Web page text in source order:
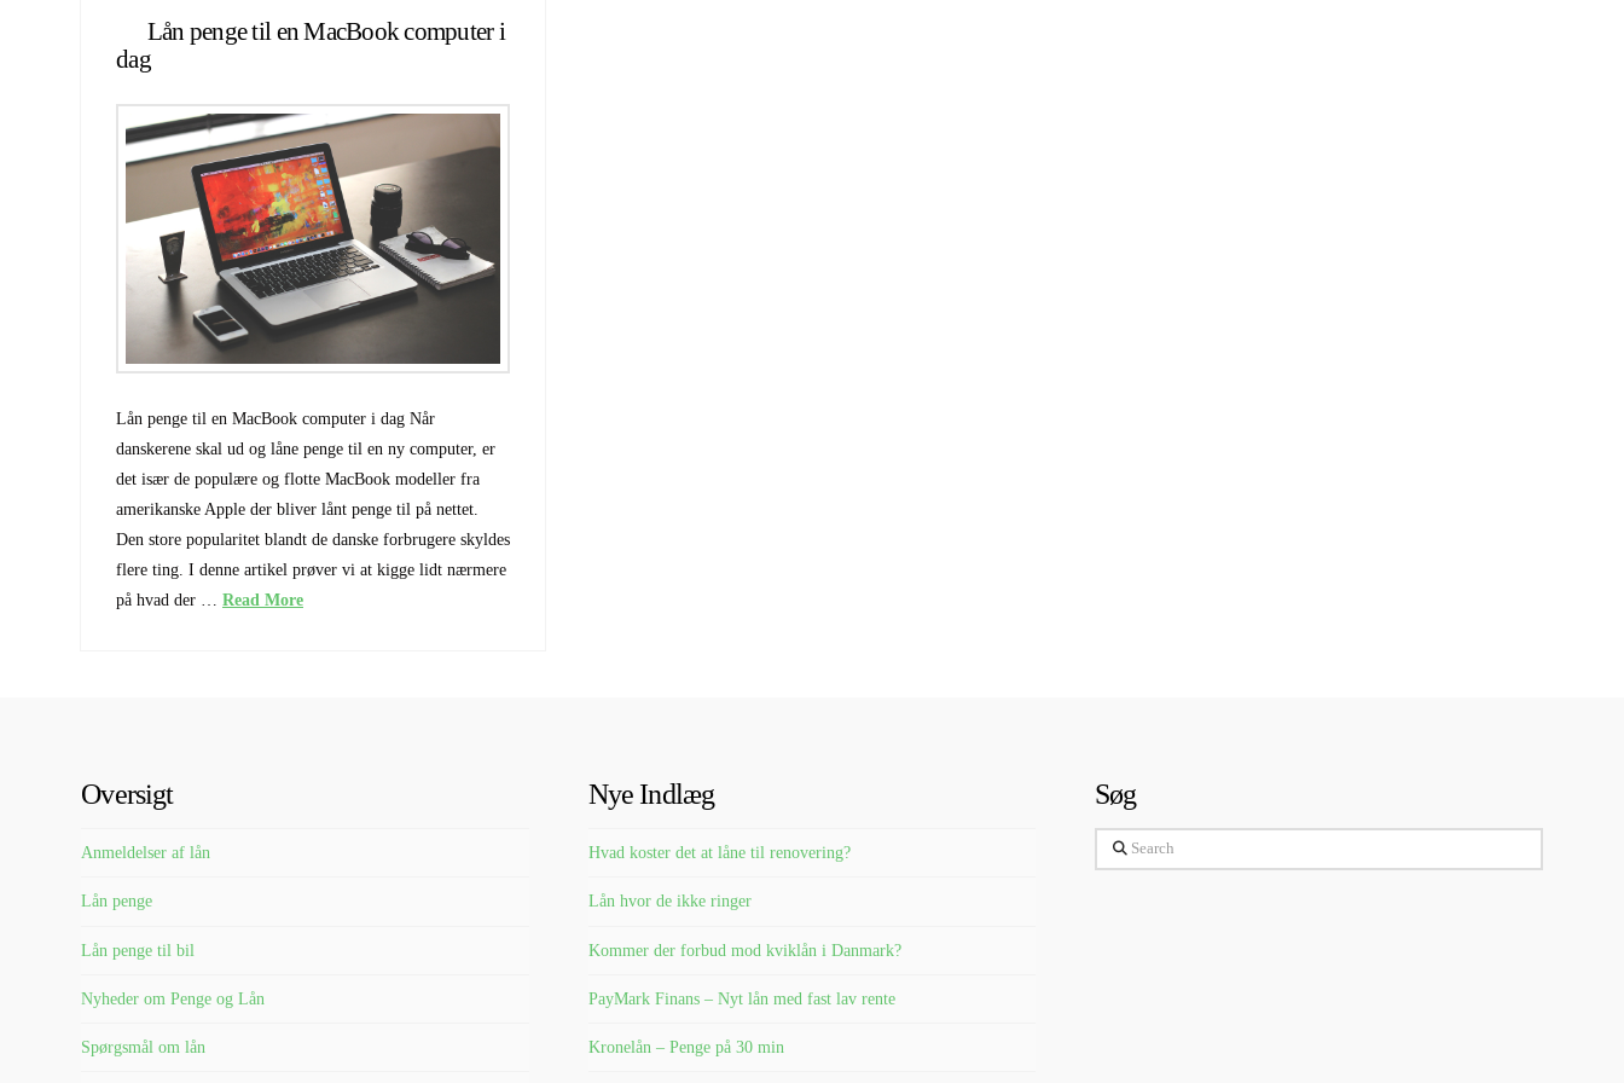
Lån penge til en MacBook computer i
dag
Lån penge til en MacBook computer i dag Når
danskerene skal ud og låne penge til en ny computer, er
det især de populære og flotte MacBook modeller fra
amerikanske Apple der bliver lånt penge til på nettet.
Den store popularitet blandt de danske forbrugere skyldes
flere ting. I denne artikel prøver vi at kigge lidt nærmere
på hvad der … Read More
Oversigt
Anmeldelser af lån
Lån penge
Lån penge til bil
Nyheder om Penge og Lån
Spørgsmål om lån
Nye Indlæg
Hvad koster det at låne til renovering?
Lån hvor de ikke ringer
Kommer der forbud mod kviklån i Danmark?
PayMark Finans – Nyt lån med fast lav rente
Kronelån – Penge på 30 min
Søg
Search